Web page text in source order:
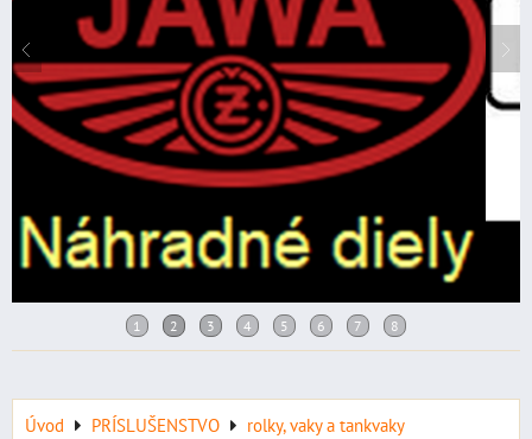
Úvod PRÍSLUŠENSTVO
rolky, vaky a tankvaky